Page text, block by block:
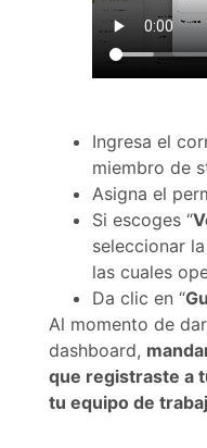
Ingresa el
miembro de
Asigna el
Si escoges “
seleccionar
las cuales
Da clic en “
Al momento de
dashboard,
que registraste a
tu equipo de